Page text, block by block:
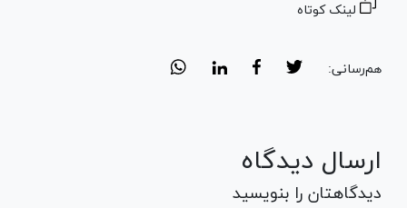
لینک کوتاه
هم‌رسانی:
ارسال دیدگاه
دیدگاهتان را بنویسید